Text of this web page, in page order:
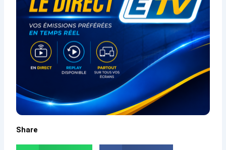
Share